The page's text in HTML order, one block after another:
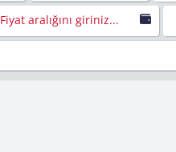
Fiyat aralığını giriniz...